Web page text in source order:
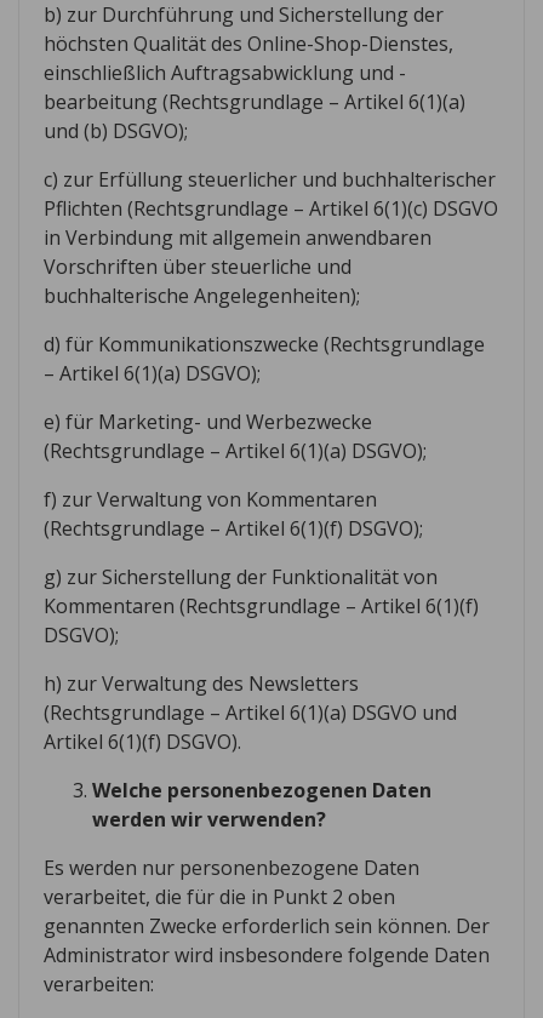
b) zur Durchführung und Sicherstellung der
höchsten Qualität des Online-Shop-Dienstes,
einschließlich Auftragsabwicklung und -
bearbeitung (Rechtsgrundlage – Artikel 6(1)(a)
und (b) DSGVO);
c) zur Erfüllung steuerlicher und buchhalterischer
Pflichten (Rechtsgrundlage – Artikel 6(1)(c) DSGVO
in Verbindung mit allgemein anwendbaren
Vorschriften über steuerliche und
buchhalterische Angelegenheiten);
d) für Kommunikationszwecke (Rechtsgrundlage
– Artikel 6(1)(a) DSGVO);
e) für Marketing- und Werbezwecke
(Rechtsgrundlage – Artikel 6(1)(a) DSGVO);
f) zur Verwaltung von Kommentaren
(Rechtsgrundlage – Artikel 6(1)(f) DSGVO);
g) zur Sicherstellung der Funktionalität von
Kommentaren (Rechtsgrundlage – Artikel 6(1)(f)
DSGVO);
h) zur Verwaltung des Newsletters
(Rechtsgrundlage – Artikel 6(1)(a) DSGVO und
Artikel 6(1)(f) DSGVO).
Welche personenbezogenen Daten
werden wir verwenden?
Es werden nur personenbezogene Daten
verarbeitet, die für die in Punkt 2 oben
genannten Zwecke erforderlich sein können. Der
Administrator wird insbesondere folgende Daten
verarbeiten: